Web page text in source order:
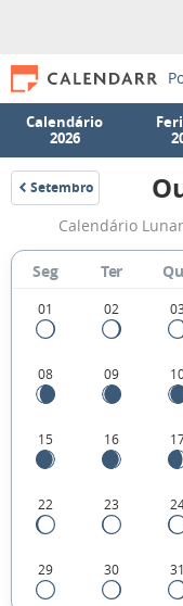
Calendário
2026
Setembro
2091
Calendário
Seg Ter
01 02 03
08 09
15 16
22 23
29 30 31